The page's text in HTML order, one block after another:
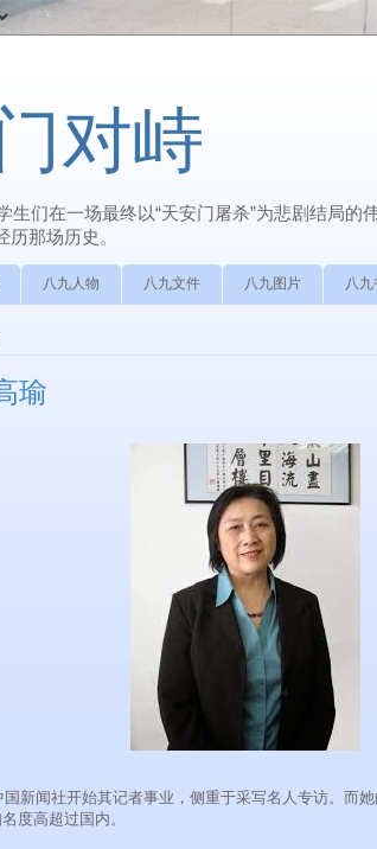
对峙
生们在一场最终以“天安门屠杀”为悲剧结局
那场历史。
八九人物 八九文件 八九图片 八
瑜
新闻社开始其记者事业，侧重于采写名人专访。而
度高超过国内。